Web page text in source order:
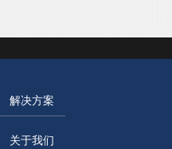
解决方案
关于我们